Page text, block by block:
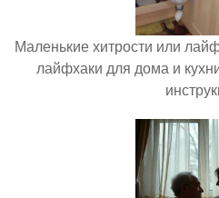
Маленькие хитрости или
лайфхаки для дома и